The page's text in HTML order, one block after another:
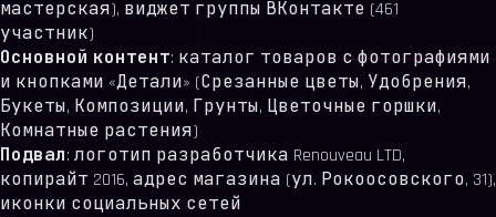
мастерская), виджет группы ВКонтакте (461
участник)
Основной контент: каталог товаров с фотографиями
и кнопками «Детали» (Срезанные цветы, Удобрения,
Букеты, Композиции, Грунты, Цветочные горшки,
Комнатные растения)
Подвал: логотип разработчика Renouveau LTD,
копирайт 2016, адрес магазина (ул. Рокоосовского, 31),
иконки социальных сетей